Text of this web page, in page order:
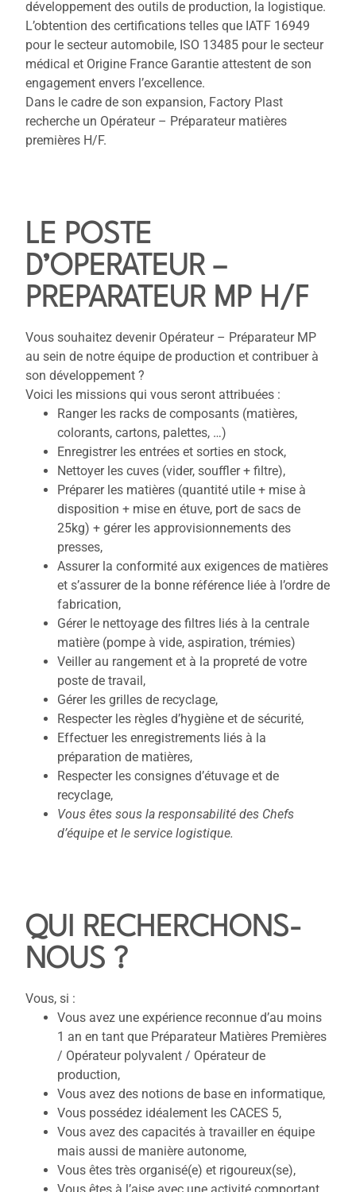
développement des outils de production, la logistique.
L’obtention des certifications telles que IATF 16949
pour le secteur automobile, ISO 13485 pour le secteur
médical et Origine France Garantie attestent de son
engagement envers l’excellence.
Dans le cadre de son expansion, Factory Plast
recherche un Opérateur – Préparateur matières
premières H/F.
LE POSTE
D’OPERATEUR –
PREPARATEUR MP H/F
Vous souhaitez devenir Opérateur – Préparateur MP
au sein de notre équipe de production et contribuer à
son développement ?
Voici les missions qui vous seront attribuées :
Ranger les racks de composants (matières,
colorants, cartons, palettes, …)
Enregistrer les entrées et sorties en stock,
Nettoyer les cuves (vider, souffler + filtre),
Préparer les matières (quantité utile + mise à
disposition + mise en étuve, port de sacs de
25kg) + gérer les approvisionnements des
presses,
Assurer la conformité aux exigences de matières
et s’assurer de la bonne référence liée à l’ordre de
fabrication,
Gérer le nettoyage des filtres liés à la centrale
matière (pompe à vide, aspiration, trémies)
Veiller au rangement et à la propreté de votre
poste de travail,
Gérer les grilles de recyclage,
Respecter les règles d’hygiène et de sécurité,
Effectuer les enregistrements liés à la
préparation de matières,
Respecter les consignes d’étuvage et de
recyclage,
Vous êtes sous la responsabilité des Chefs
d’équipe et le service logistique.
QUI RECHERCHONS-
NOUS ?
Vous, si :
Vous avez une expérience reconnue d’au moins
1 an en tant que Préparateur Matières Premières
/ Opérateur polyvalent / Opérateur de
production,
Vous avez des notions de base en informatique,
Vous possédez idéalement les CACES 5,
Vous avez des capacités à travailler en équipe
mais aussi de manière autonome,
Vous êtes très organisé(e) et rigoureux(se),